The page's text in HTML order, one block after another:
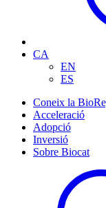
CA
EN
ES
Coneix la
Acceleració
Adopció
Inversió
Sobre Biocat